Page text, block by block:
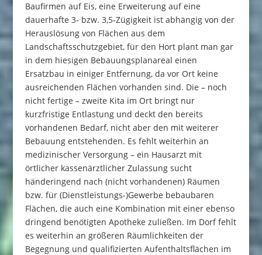
Baufirmen auf Eis, eine Erweiterung auf eine
dauerhafte 3- bzw. 3,5-Zügigkeit ist abhängig von der
Herauslösung von Flächen aus dem
Landschaftsschutzgebiet, für den Hort plant man gar
in dem hiesigen Bebauungsplanareal einen
Ersatzbau in einiger Entfernung, da vor Ort keine
ausreichenden Flächen vorhanden sind. Die – noch
nicht fertige – zweite Kita im Ort bringt nur
kurzfristige Entlastung und deckt den bereits
vorhandenen Bedarf, nicht aber den mit weiterer
Bebauung entstehenden. Es fehlt weiterhin an
medizinischer Versorgung – ein Hausarzt mit
örtlicher kassenärztlicher Zulassung sucht
händeringend nach (nicht vorhandenen) Räumen
bzw. für (Dienstleistungs-)Gewerbe bebaubaren
Flächen, die auch eine Kombination mit einer ebenso
dringend benötigten Apotheke zuließen. Im Dorf fehlt
es weiterhin an größeren Räumlichkeiten der
Begegnung und qualifizierten Aufenthaltsflächen im